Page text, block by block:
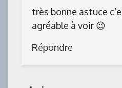
très bonne astuce
agréable à voir 😉
Répondre